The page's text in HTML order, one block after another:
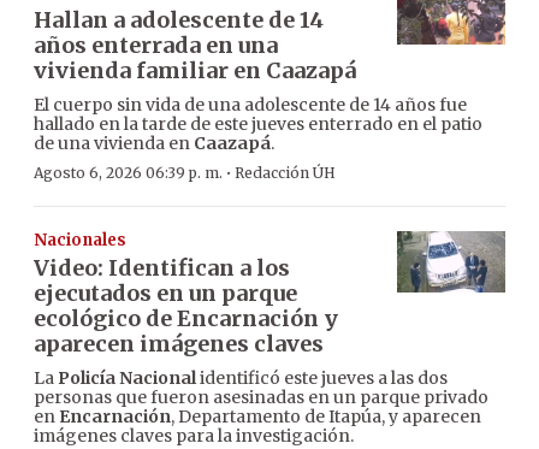
Hallan a adolescente de 14
años enterrada en una
vivienda familiar en Caazapá
El cuerpo sin vida de una adolescente de 14 años fue
hallado en la tarde de este jueves enterrado en el patio
de una vivienda en Caazapá.
Agosto 6, 2026 06:39 p. m. · Redacción ÚH
Nacionales
Video: Identifican a los
ejecutados en un parque
ecológico de Encarnación y
aparecen imágenes claves
La Policía Nacionalidentificó este jueves a las dos
personas que fueron asesinadas en un parque privado
en Encarnación, Departamento de Itapúa, y aparecen
imágenes claves para la investigación.